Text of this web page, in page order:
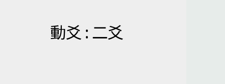
動爻 : 二爻